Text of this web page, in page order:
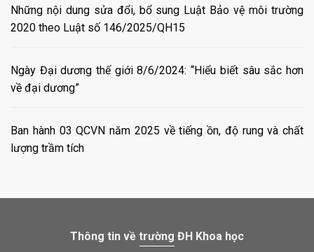
Những nội dung sửa đổi, bổ sung Luật Bảo vệ môi trường
2020 theo Luật số 146/2025/QH15
Ngày Đại dương thế giới 8/6/2024: “Hiểu biết sâu sắc hơn
về đại dương”
Ban hành 03 QCVN năm 2025 về tiếng ồn, độ rung và chất
lượng trầm tích
Thông tin về trường ĐH Khoa học